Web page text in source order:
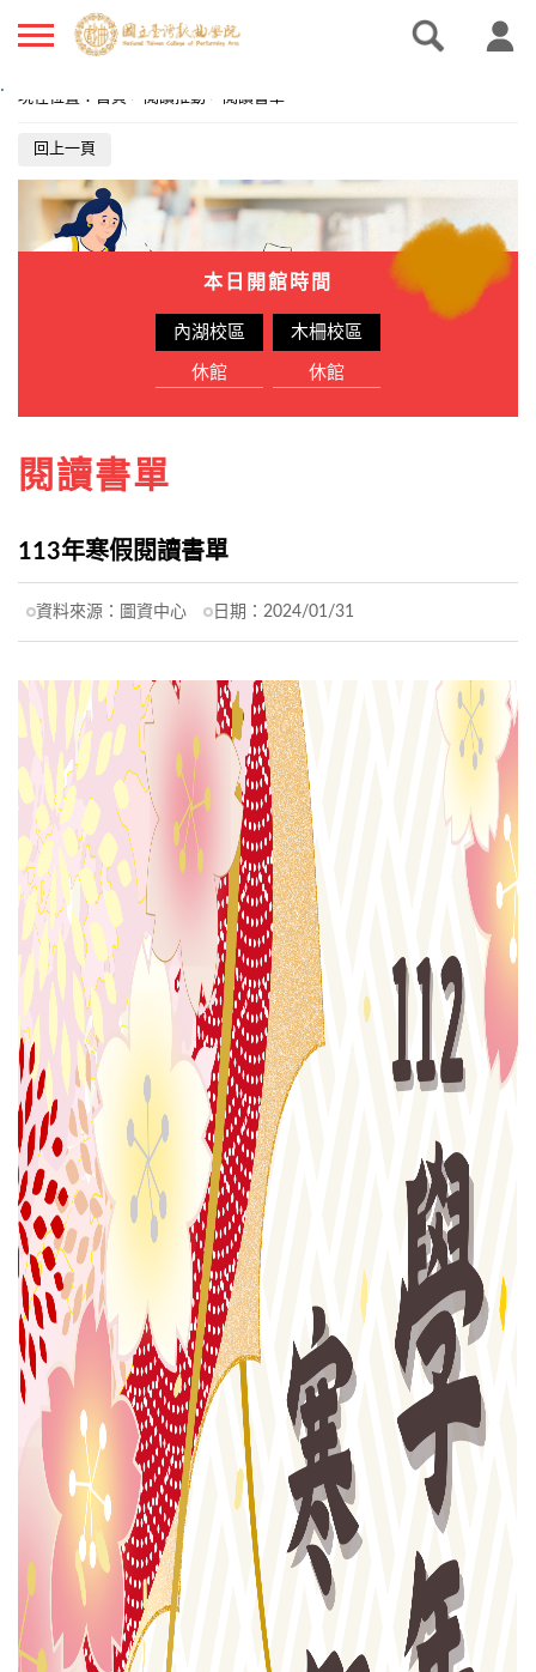
.
現在位置 ： 首頁 > 閱讀推動 > 閱讀書單
回上一頁
本日開館時間
內湖校區
休館
木柵校區
休館
閱讀書單
113年寒假閱讀書單
資料來源： 圖資中心 日期： 2024/01/31